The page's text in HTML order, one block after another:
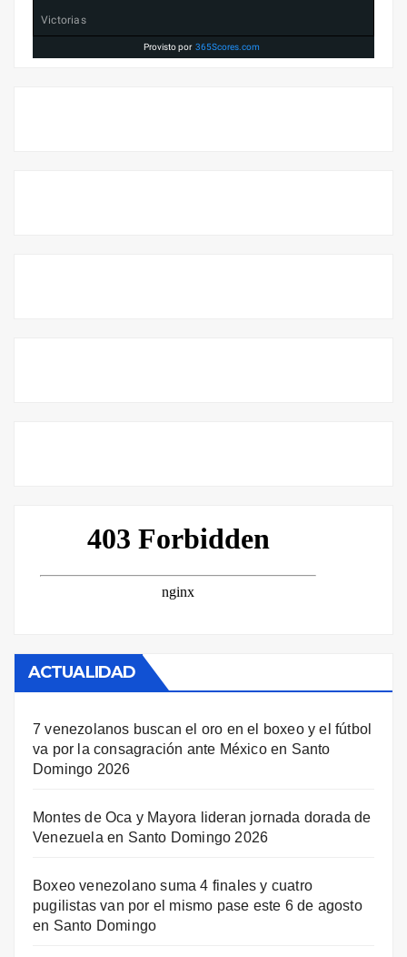
Victorias
Provisto por 365Scores.com
ACTUALIDAD
7 venezolanos buscan el oro en el boxeo y el fútbol
va por la consagración ante México en Santo
Domingo 2026
Montes de Oca y Mayora lideran jornada dorada de
Venezuela en Santo Domingo 2026
Boxeo venezolano suma 4 finales y cuatro
pugilistas van por el mismo pase este 6 de agosto
en Santo Domingo